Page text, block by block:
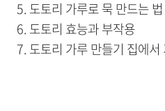
5. 도토리 가루로 묵 만드는 법
6. 도토리 효능과 부작용
7. 도토리 가루 만들기 집에서